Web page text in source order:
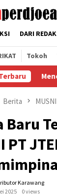
DARI
Tokoh
Nafkah dengan
Berita
Baru
PT
Karawang
2025
0 views